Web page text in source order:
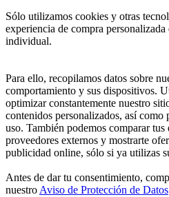
Sólo utilizamos cookies y otras
experiencia de compra
individual.
Para ello, recopilamos datos sobre
comportamiento y sus dispositivos.
optimizar constantemente nuestro
contenidos personalizados, así como
uso. También podemos comparar tus
proveedores externos y mostrarte
publicidad online, sólo si ya utilizas
Antes de dar tu consentimiento,
nuestro Aviso de Protección de Datos